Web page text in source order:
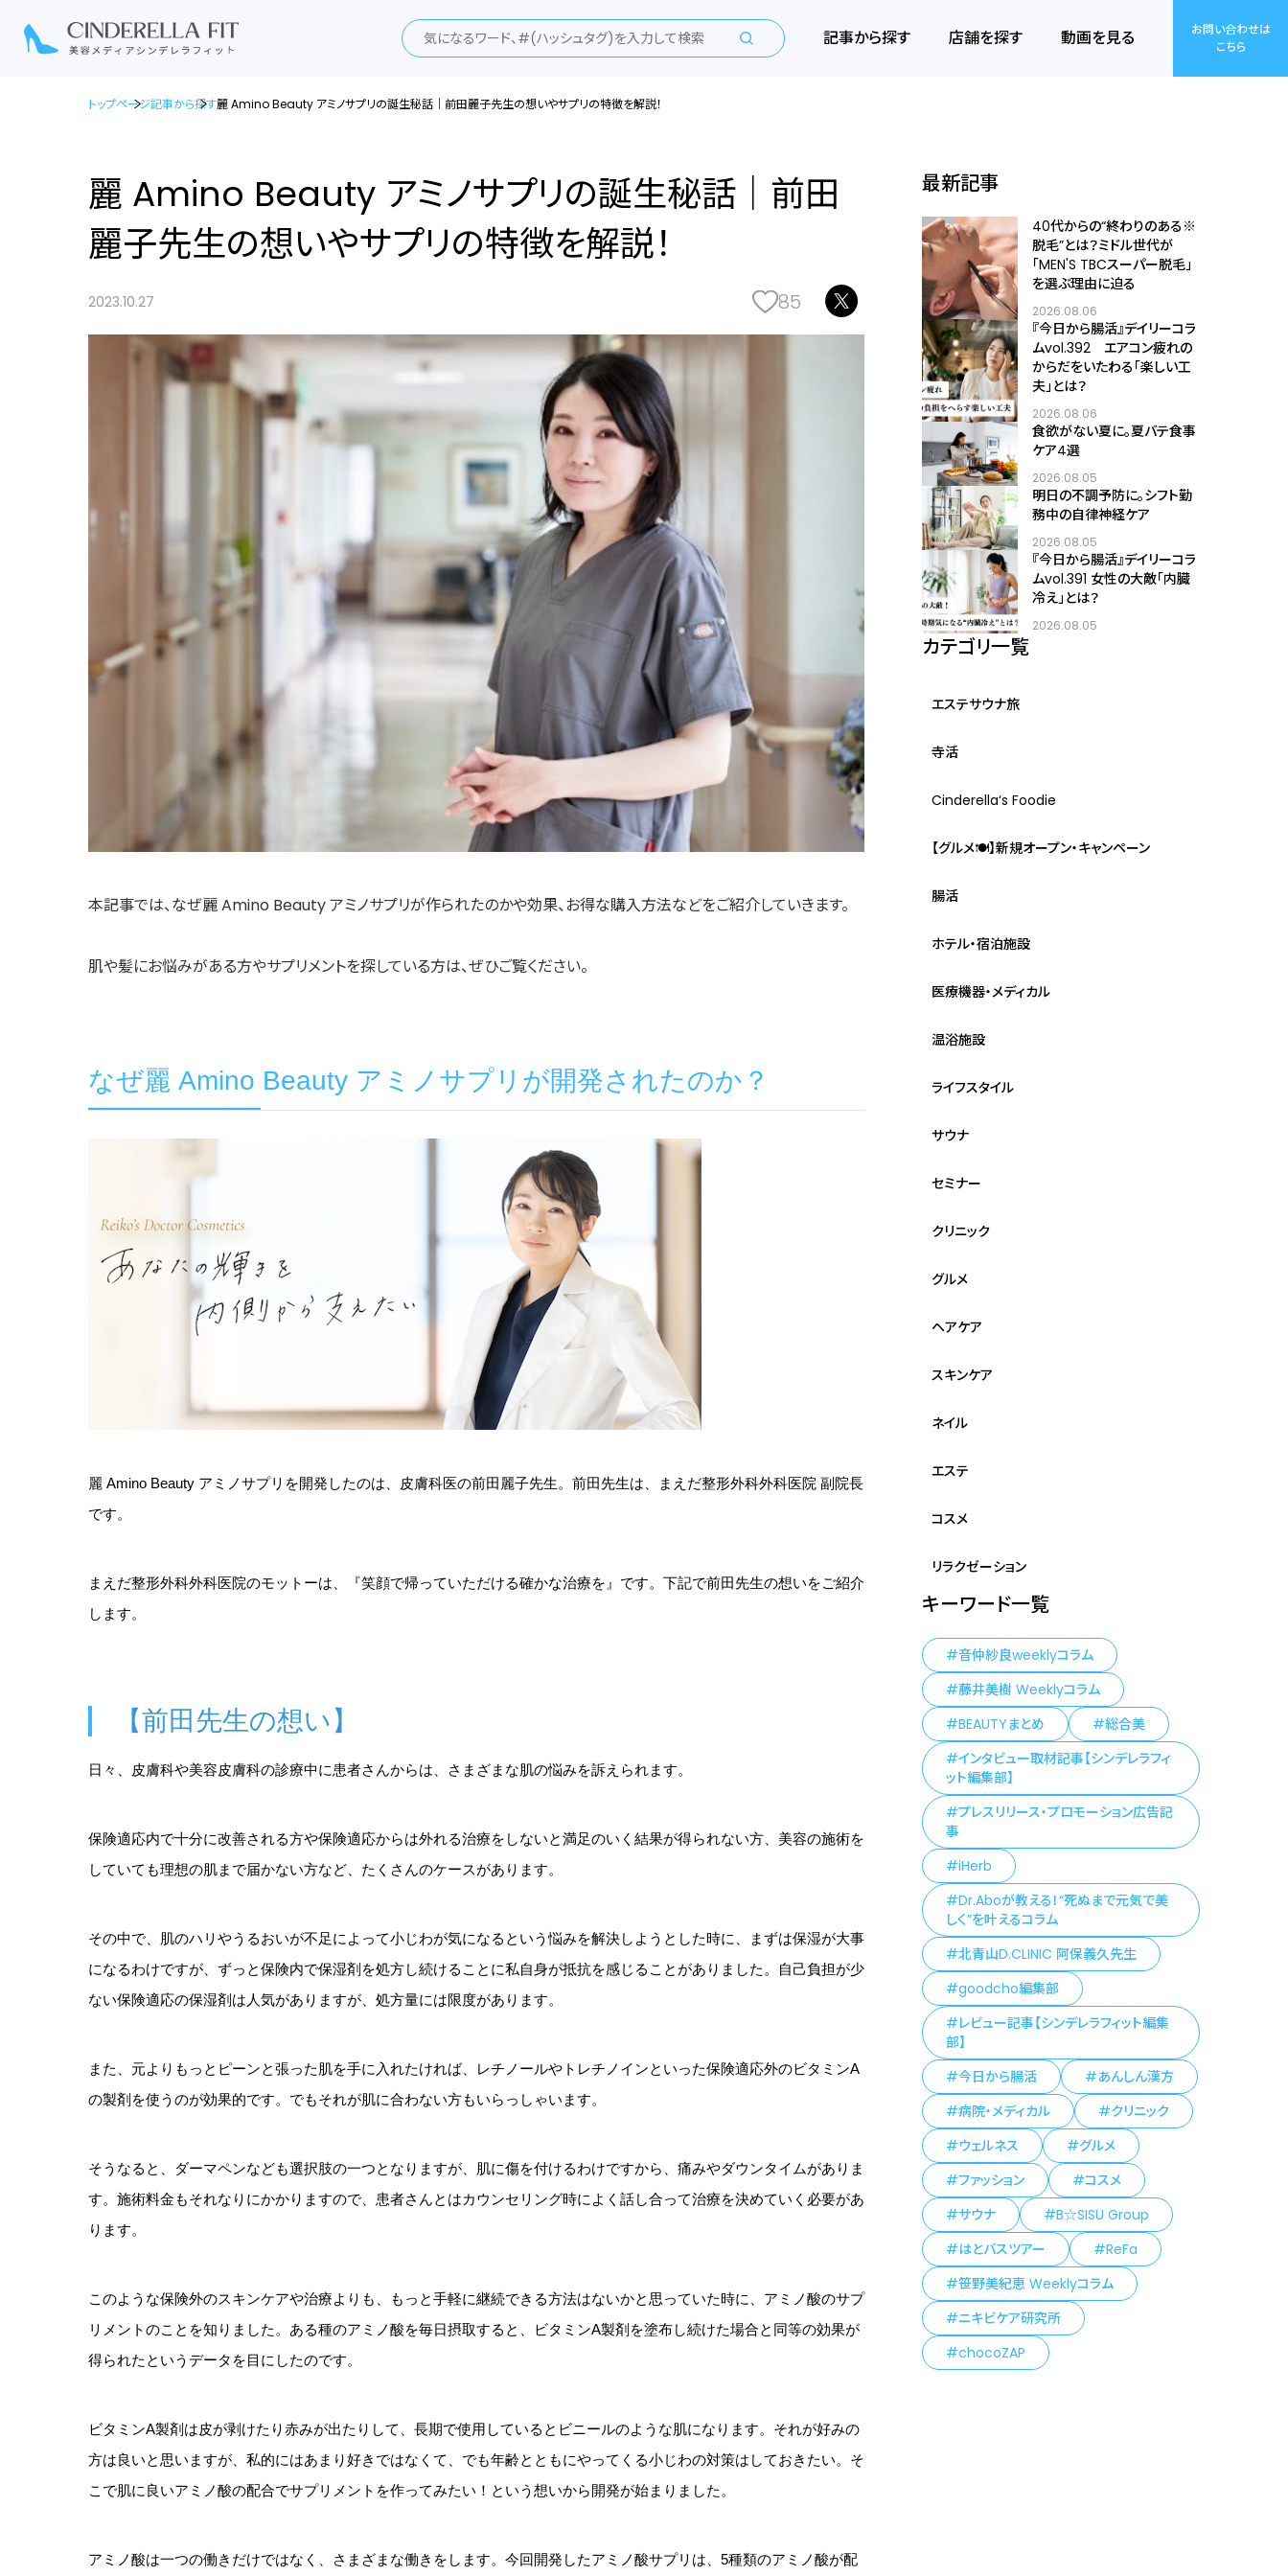
記事から探す 店舗を探す 動画を見る
お問い合わせは
こちら
トップページ記事から探す麗 Amino Beauty アミノサプリの誕生秘話｜前田麗子先生の想いやサプリの特徴を解説！
麗 Amino Beauty アミノサプリの誕生秘話｜前田
麗子先生の想いやサプリの特徴を解説！
2023.10.27 85
本記事では、なぜ麗 Amino Beauty アミノサプリが作られたのかや効果、お得な購入方法などをご紹介していきます。
肌や髪にお悩みがある方やサプリメントを探している方は、ぜひご覧ください。
なぜ麗 Amino Beauty アミノサプリが開発されたのか？
麗 Amino Beauty アミノサプリを開発したのは、皮膚科医の前田麗子先生。前田先生は、まえだ整形外科外科医院 副院長
です。
まえだ整形外科外科医院のモットーは、『笑顔で帰っていただける確かな治療を』です。下記で前田先生の想いをご紹介
します。
【前田先生の想い】
日々、皮膚科や美容皮膚科の診療中に患者さんからは、さまざまな肌の悩みを訴えられます。
保険適応内で十分に改善される方や保険適応からは外れる治療をしないと満足のいく結果が得られない方、美容の施術を
していても理想の肌まで届かない方など、たくさんのケースがあります。
その中で、肌のハリやうるおいが不足によって小じわが気になるという悩みを解決しようとした時に、まずは保湿が大事
になるわけですが、ずっと保険内で保湿剤を処方し続けることに私自身が抵抗を感じることがありました。自己負担が少
ない保険適応の保湿剤は人気がありますが、処方量には限度があります。
また、元よりもっとピーンと張った肌を手に入れたければ、レチノールやトレチノインといった保険適応外のビタミンA
の製剤を使うのが効果的です。でもそれが肌に合わない方もいらっしゃいます。
そうなると、ダーマペンなども選択肢の一つとなりますが、肌に傷を付けるわけですから、痛みやダウンタイムがありま
す。施術料金もそれなりにかかりますので、患者さんとはカウンセリング時によく話し合って治療を決めていく必要があ
ります。
このような保険外のスキンケアや治療よりも、もっと手軽に継続できる方法はないかと思っていた時に、アミノ酸のサプ
リメントのことを知りました。ある種のアミノ酸を毎日摂取すると、ビタミンA製剤を塗布し続けた場合と同等の効果が
得られたというデータを目にしたのです。
ビタミンA製剤は皮が剥けたり赤みが出たりして、長期で使用しているとビニールのような肌になります。それが好みの
方は良いと思いますが、私的にはあまり好きではなくて、でも年齢とともにやってくる小じわの対策はしておきたい。そ
こで肌に良いアミノ酸の配合でサプリメントを作ってみたい！という想いから開発が始まりました。
アミノ酸は一つの働きだけではなく、さまざまな働きをします。今回開発したアミノ酸サプリは、5種類のアミノ酸が配
最新記事
40代からの“終わりのある※
脱毛”とは？ミドル世代が
「MEN'S TBCスーパー脱毛」
を選ぶ理由に迫る
2026.08.06
『今日から腸活』デイリーコラ
ムvol.392 エアコン疲れの
からだをいたわる「楽しい工
夫」とは？
2026.08.06
食欲がない夏に。夏バテ食事
ケア4選
2026.08.05
明日の不調予防に。シフト勤
務中の自律神経ケア
2026.08.05
『今日から腸活』デイリーコラ
ムvol.391 女性の大敵「内臓
冷え」とは？
2026.08.05
カテゴリ一覧
エステサウナ旅
寺活
Cinderella‘s Foodie
【グルメ🍽】新規オープン・キャンペーン
腸活
ホテル・宿泊施設
医療機器・メディカル
温浴施設
ライフスタイル
サウナ
セミナー
クリニック
グルメ
ヘアケア
スキンケア
ネイル
エステ
コスメ
リラクゼーション
キーワード一覧
音仲紗良weeklyコラム
藤井美樹 Weeklyコラム
BEAUTYまとめ
総合美
インタビュー取材記事【シンデレラフィ
ット編集部】
プレスリリース・プロモーション広告記
事
iHerb
Dr.Aboが教える！“死ぬまで元気で美
しく”を叶えるコラム
北青山D.CLINIC 阿保義久先生
goodcho編集部
レビュー記事【シンデレラフィット編集
部】
今日から腸活
あんしん漢方
病院・メディカル
クリニック
ウェルネス
グルメ
ファッション
コスメ
サウナ
B☆SISU Group
はとバスツアー
ReFa
笹野美紀恵 Weeklyコラム
ニキビケア研究所
chocoZAP